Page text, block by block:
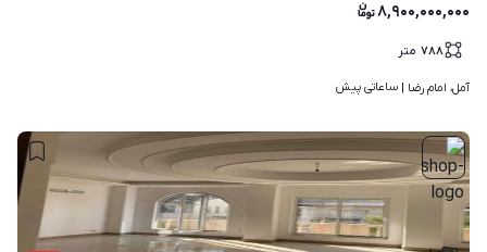
۸,۹۰۰,۰۰۰,۰۰۰
۷۸۸ متر
آمل، امام رضا | ساعاتی پیش